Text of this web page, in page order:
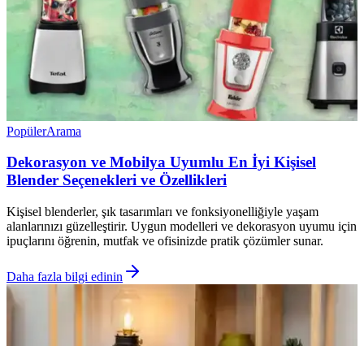
PopülerArama
Dekorasyon ve Mobilya Uyumlu En İyi Kişisel
Blender Seçenekleri ve Özellikleri
Kişisel blenderler, şık tasarımları ve fonksiyonelliğiyle yaşam
alanlarınızı güzelleştirir. Uygun modelleri ve dekorasyon uyumu için
ipuçlarını öğrenin, mutfak ve ofisinizde pratik çözümler sunar.
Daha fazla bilgi edinin